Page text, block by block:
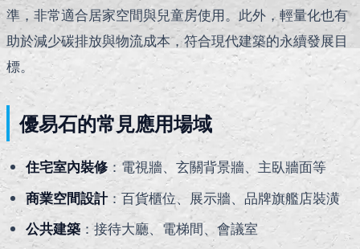
準，非常適合居家空間與兒童房使用。此外，輕量化也有
助於減少碳排放與物流成本，符合現代建築的永續發展目
標。
優易石的常見應用場域
住宅室內裝修：電視牆、玄關背景牆、主臥牆面等
商業空間設計：百貨櫃位、展示牆、品牌旗艦店裝潢
公共建築 ：接待大廳、電梯間、會議室